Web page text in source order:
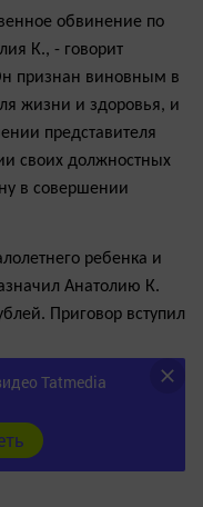
обвинение по
К., - говорит
признан виновным в
жизни и здоровья, и
представителя
своих должностных
в совершении
ребенка и
Анатолию К.
Приговор вступил
Tatmedia